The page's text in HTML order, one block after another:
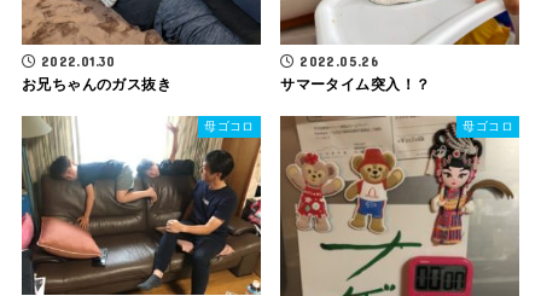
2022.01.30
お兄ちゃんのガス抜き
2022.05.26
サマータイム突入！？
母ゴコロ 母ゴコロ